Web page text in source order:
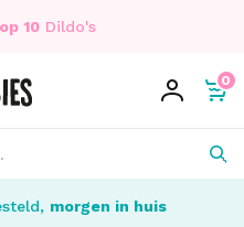
10 Dildo's
0
morgen in huis